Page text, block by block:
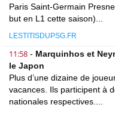
Paris Saint-Germain
but en L1 cette saison)...
LESTITISDUPSG.FR
11:58 - Marquinhos et
le Japon
Plus d’une dizaine de
vacances. Ils participent à
nationales respectives....